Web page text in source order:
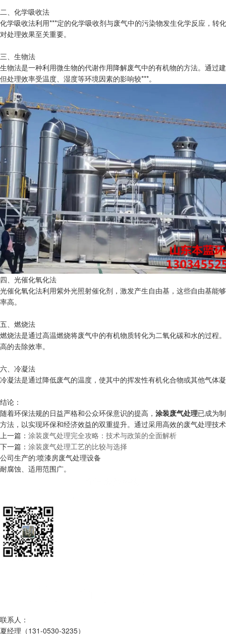
二、化学吸收法
化学吸收法利用***定的化学吸收剂与废气中的污染物发生化学反应，
对处理效果至关重要。
三、生物法
生物法是一种利用微生物的代谢作用降解废气中的有机物的方法。通过
但处理效率受温度、湿度等环境因素的影响较***。
四、光催化氧化法
光催化氧化法利用紫外光照射催化剂，激发产生自由基，这些自由基能
率高。
五、燃烧法
燃烧法是通过高温燃烧将废气中的有机物质转化为二氧化碳和水的过程
高的去除效率。
六、冷凝法
冷凝法是通过降低废气的温度，使其中的挥发性有机化合物或其他气体
结论：
随着环保法规的日益严格和公众环保意识的提高， 涂装废气处理已成为
方法，以实现环保和经济效益的双重提升。通过采用高效的废气处理技
上一篇： 涂装废气处理完全攻略：技术与政策的全面解析
下一篇： 涂装废气处理工艺的比较与选择
公司生产的:喷漆房废气处理设备
耐腐蚀、适用范围广。
联系人：
夏经理（131-0530-3235）